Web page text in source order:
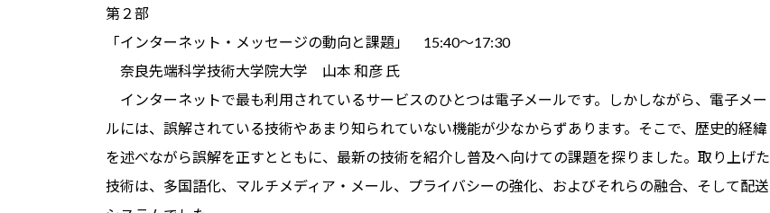
第２部
「インターネット・メッセージの動向と課題」 15:40～17:30
奈良先端科学技術大学院大学 山本 和彦 氏
インターネットで最も利用されているサービスのひとつは電子メールです。しかしながら、電子メー
ルには、誤解されている技術やあまり知られていない機能が少なからずあります。そこで、歴史的経緯
を述べながら誤解を正すとともに、最新の技術を紹介し普及へ向けての課題を探りました。取り上げた
技術は、多国語化、マルチメディア・メール、プライバシーの強化、およびそれらの融合、そして配送